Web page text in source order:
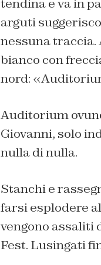
tendina e va in
arguti
nessuna traccia.
bianco con
nord:
Auditorium
Giovanni, solo
nulla di nulla.
Stanchi e
farsi esplodere
vengono assaliti
Fest. Lusingati